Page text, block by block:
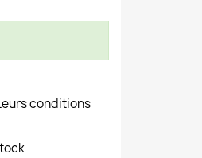
conditions